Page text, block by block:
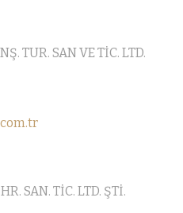
TUR. SAN VE TİC. LTD.
SAN. TİC. LTD. ŞTİ.